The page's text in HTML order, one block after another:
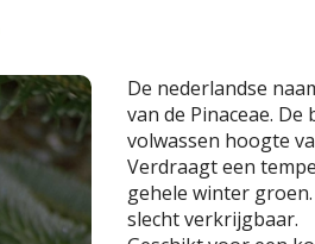
De nederlandse
van de Pinaceae.
volwassen hoogte
Verdraagt een
gehele winter
slecht verkrijgbaar.